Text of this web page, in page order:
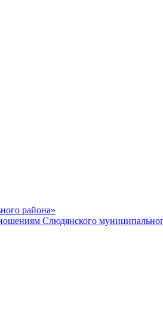
района»
Слюдянского